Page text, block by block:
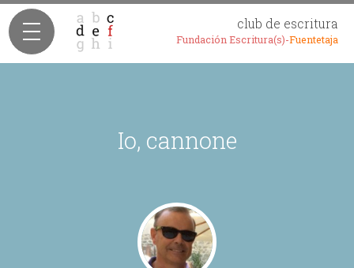
club de escritura
Fundación Escritura(s)-Fuentetaja
Io, cannone